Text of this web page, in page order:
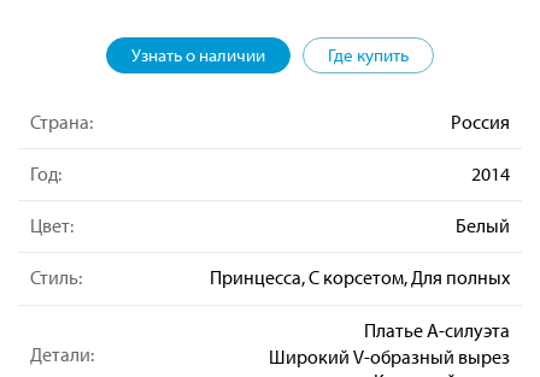
Узнать о наличии Где купить
Страна: Россия
Год: 2014
Цвет: Белый
Стиль: Принцесса, С корсетом, Для полных
Детали:
Платье А-силуэта
Широкий V-образный вырез